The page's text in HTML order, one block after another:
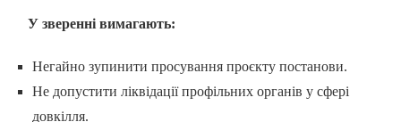
У зверенні вимагають:
Негайно зупинити просування проєкту постанови.
Не допустити ліквідації профільних органів у сфері
довкілля.